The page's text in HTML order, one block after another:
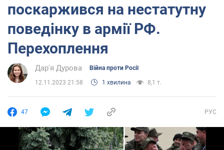
поскаржився на нестатутну
поведінку в армії РФ.
Перехоплення
Дар'я Дурова Війна проти Росії
12.11.2023 21:58 1 хвилина 8,1 т.
47 РУС